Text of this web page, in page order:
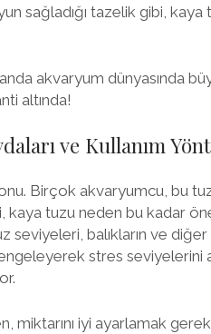
sağladığı tazelik gibi, kaya
akvaryum dünyasında
altında!
ve Kullanım
Birçok akvaryumcu, bu
kaya tuzu neden bu kadar
balıkların ve diğer
stres seviyelerini
iyi ayarlamak